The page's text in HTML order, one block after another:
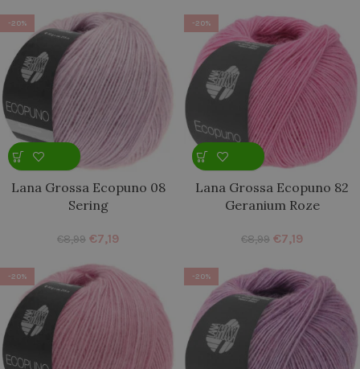
-20%
Lana Grossa Ecopuno 08
Sering
€8,99 €7,19
-20%
Lana Grossa Ecopuno 82
Geranium Roze
€8,99 €7,19
-20% -20%